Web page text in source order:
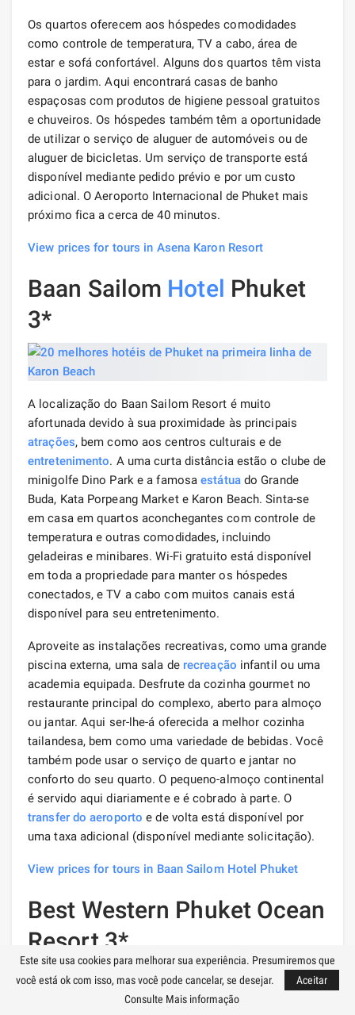
Os quartos oferecem aos hóspedes comodidades
como controle de temperatura, TV a cabo, área de
estar e sofá confortável. Alguns dos quartos têm vista
para o jardim. Aqui encontrará casas de banho
espaçosas com produtos de higiene pessoal gratuitos
e chuveiros. Os hóspedes também têm a oportunidade
de utilizar o serviço de aluguer de automóveis ou de
aluguer de bicicletas. Um serviço de transporte está
disponível mediante pedido prévio e por um custo
adicional. O Aeroporto Internacional de Phuket mais
próximo fica a cerca de 40 minutos.
View prices for tours in Asena Karon Resort
Baan Sailom Hotel Phuket
3*
A localização do Baan Sailom Resort é muito
afortunada devido à sua proximidade às principais
atrações, bem como aos centros culturais e de
entretenimento. A uma curta distância estão o clube de
minigolfe Dino Park e a famosaestátuado Grande
Buda, Kata Porpeang Market e Karon Beach. Sinta-se
em casa em quartos aconchegantes com controle de
temperatura e outras comodidades, incluindo
geladeiras e minibares. Wi-Fi gratuito está disponível
em toda a propriedade para manter os hóspedes
conectados, e TV a cabo com muitos canais está
disponível para seu entretenimento.
Aproveite as instalações recreativas, como uma grande
piscina externa, uma sala de recreação infantil ou uma
academia equipada. Desfrute da cozinha gourmet no
restaurante principal do complexo, aberto para almoço
ou jantar. Aqui ser-lhe-á oferecida a melhor cozinha
tailandesa, bem como uma variedade de bebidas. Você
também pode usar o serviço de quarto e jantar no
conforto do seu quarto. O pequeno-almoço continental
é servido aqui diariamente e é cobrado à parte. O
transfer do aeroporto e de volta está disponível por
uma taxa adicional (disponível mediante solicitação).
View prices for tours in Baan Sailom Hotel Phuket
Best Western Phuket Ocean
Resort 3*
Este site usa cookies para melhorar sua experiência. Presumiremos que
você está ok com isso, mas você pode cancelar, se desejar.
Aceitar
Consulte Mais informação